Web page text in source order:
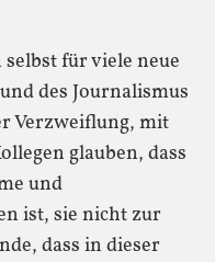
für viele neue
des Journalismus
Verzweiflung, mit
glauben, dass
und
ist, sie nicht zur
dass in dieser